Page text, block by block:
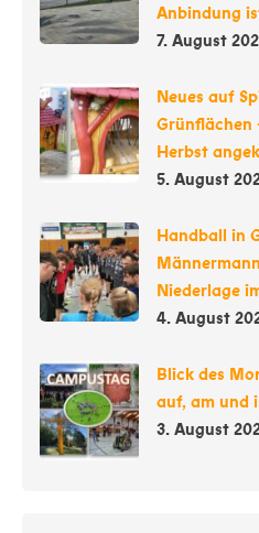
Anbindung
7. August
Neues auf
Grünflächen
Herbst
5. August
Handball in
Niederlage
4. August
Blick des
auf, am und
3. August